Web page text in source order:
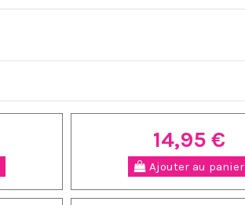
14,95 €
Ajouter au panier